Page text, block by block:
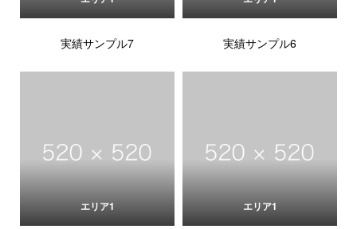
実績サンプル7 実績サンプル6
エリア1 エリア1